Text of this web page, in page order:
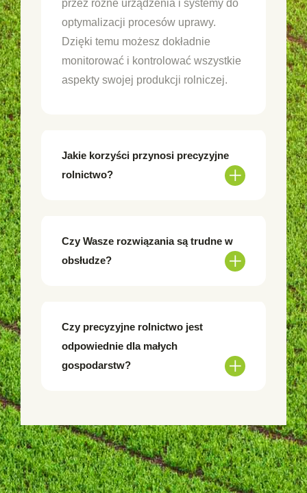
przez różne urządzenia i systemy do
optymalizacji procesów uprawy.
Dzięki temu możesz dokładnie
monitorować i kontrolować wszystkie
aspekty swojej produkcji rolniczej.
Jakie korzyści przynosi precyzyjne
rolnictwo?
Czy Wasze rozwiązania są trudne w
obsłudze?
Czy precyzyjne rolnictwo jest
odpowiednie dla małych
gospodarstw?